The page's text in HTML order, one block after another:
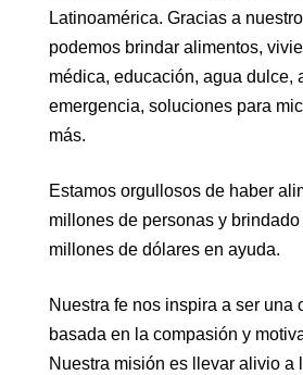
Latinoamérica. Gracias a
podemos brindar alimentos,
médica, educación, agua dulce,
emergencia, soluciones para
más.
Estamos orgullosos de haber
millones de personas y
millones de dólares en ayuda.
Nuestra fe nos inspira a ser una
basada en la compasión y
Nuestra misión es llevar alivio a